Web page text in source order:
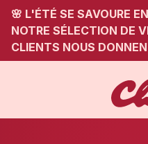
🌸 L'ÉTÉ SE SAVOURE
NOTRE SÉLECTION DE
CLIENTS NOUS